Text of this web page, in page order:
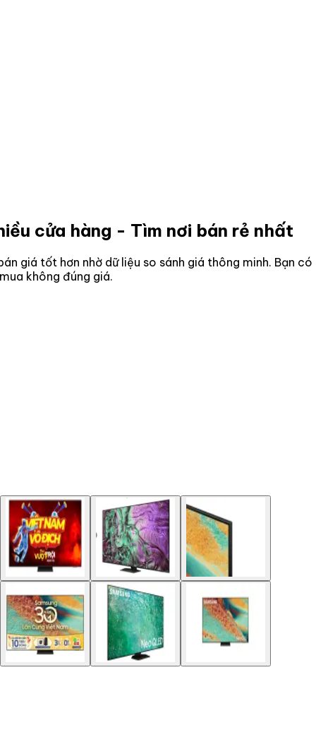
cửa hàng - Tìm nơi bán rẻ nhất
giá tốt hơn nhờ dữ liệu so sánh giá thông minh. Bạn có
không đúng giá.